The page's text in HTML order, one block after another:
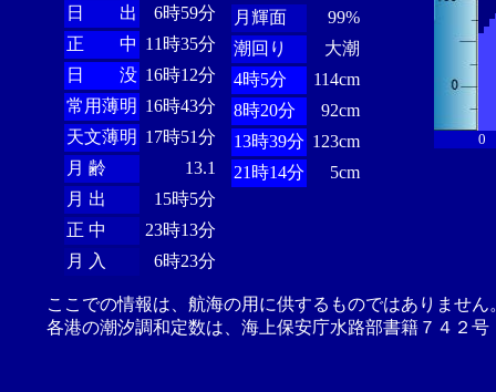
日 出
6時59分
正 中 11時35分
日 没 16時12分
常用薄明 16時43分
天文薄明 17時51分
月 齢
13.1
月 出
15時5分
正 中
23時13分
月 入
6時23分
月輝面
99%
潮回り
大潮
4時5分
114cm
8時20分
92cm
13時39分 123cm
21時14分
5cm
0
ここでの情報は、航海の用に供するものではありませ
各港の潮汐調和定数は、海上保安庁水路部書籍７４２